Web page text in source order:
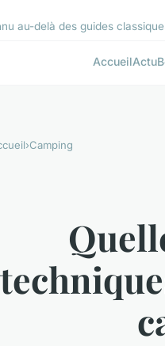
au-delà des guides
AccueilActu
›Camping